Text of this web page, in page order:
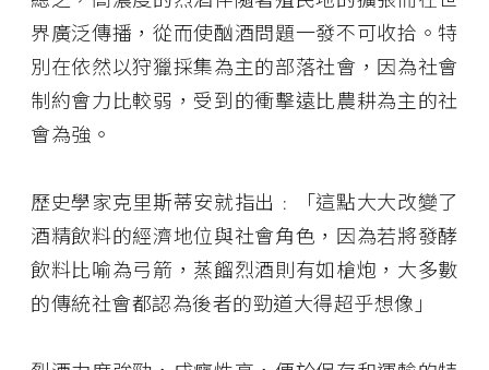
界廣泛傳播，從而使酗酒問題一發不可收拾。特
別在依然以狩獵採集為主的部落社會，因為社會
制約會力比較弱，受到的衝擊遠比農耕為主的社
會為強。
歷史學家克里斯蒂安就指出﹕「這點大大改變了
酒精飲料的經濟地位與社會角色，因為若將發酵
飲料比喻為弓箭，蒸餾烈酒則有如槍炮，大多數
的傳統社會都認為後者的勁道大得超乎想像」